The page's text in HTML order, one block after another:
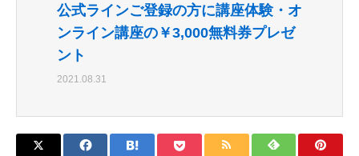
公式ラインご登録の方に講座体験・オ
ンライン講座の￥3,000無料券プレゼ
ント
2021.08.31